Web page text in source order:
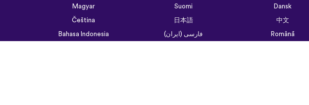
Română فارسی (ایران)
Bahasa Indonesia
Português do Brasil
Українська
العربية الرسمية الحديثة
Azərbaycan dili